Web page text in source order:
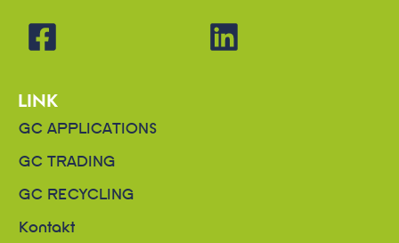
LINK
GC APPLICATIONS
GC TRADING
GC RECYCLING
Kontakt